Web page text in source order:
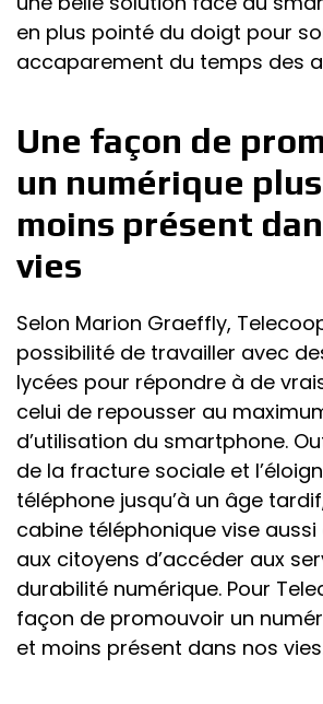
en plus pointé du doigt pour
accaparement du temps des
Une façon de
un numérique
moins présent
vies
Selon Marion Graeffly,
possibilité de travailler avec
lycées pour répondre à de
celui de repousser au
d’utilisation du smartphone.
de la fracture sociale et
téléphone jusqu’à un âge
cabine téléphonique vise
aux citoyens d’accéder aux
durabilité numérique. Pour
façon de promouvoir un
et moins présent dans nos